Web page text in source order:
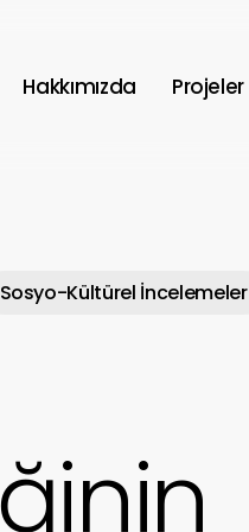
Hakkımızda Projeler
Sosyo-Kültürel İncelemeler